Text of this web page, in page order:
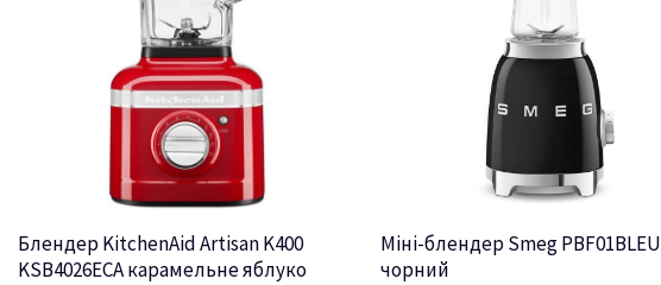
Блендер KitchenAid Artisan K400
KSB4026ECA карамельне яблуко
Міні-блендер Smeg PBF01BLEU
чорний